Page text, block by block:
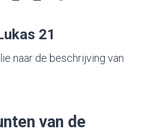
21
naar de beschrijving van
van de